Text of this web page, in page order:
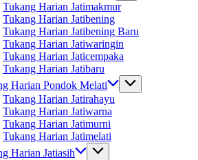
Tukang Harian Jatimakmur
Tukang Harian Jatibening
Tukang Harian Jatibening Baru
Tukang Harian Jatiwaringin
Tukang Harian Jaticempaka
Tukang Harian Jatibaru
Harian Pondok Melati
Tukang Harian Jatirahayu
Tukang Harian Jatiwarna
Tukang Harian Jatimurni
Tukang Harian Jatimelati
Harian Jatiasih